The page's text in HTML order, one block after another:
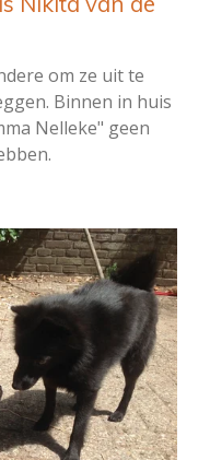
om ze uit te
Binnen in huis
Nelleke" geen